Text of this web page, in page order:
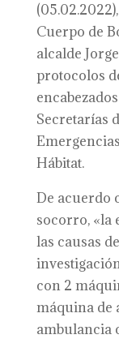
Cuerpo de
alcalde
protocolos
Secretarías
Hábitat.
De acuerdo
socorro, «la
las causas
con 2
máquina de
ambulancia